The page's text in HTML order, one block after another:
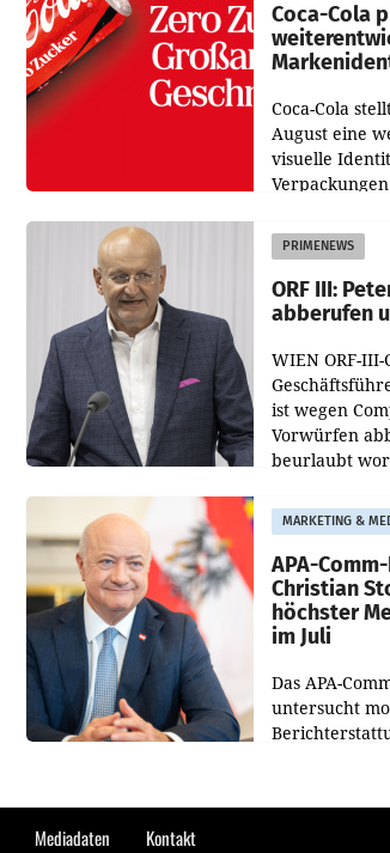
Coca-Cola
Coca-Cola
August eine
visuelle
Redesigns
PRIMENEWS
ORF III:
abberufen
WIEN ORF-III-
ist wegen
Vorwürfen
beurlaubt
MARKETING &
APA-
Christian
höchster
im Juli
Das APA-
untersucht
welche
Mediadaten Kontakt